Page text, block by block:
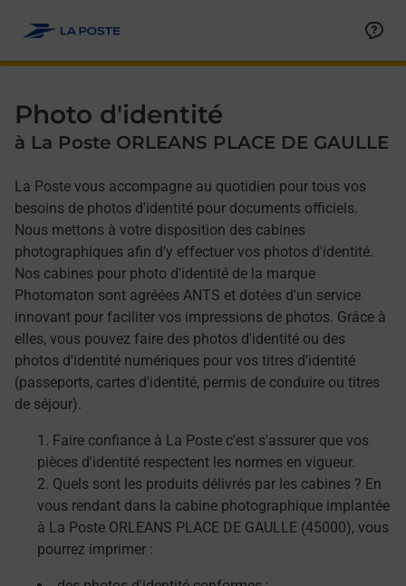
Photo d'identité
à La Poste ORLEANS PLACE DE GAULLE
La Poste vous accompagne au quotidien pour tous vos
besoins de photos d'identité pour documents officiels.
Nous mettons à votre disposition des cabines
photographiques afin d'y effectuer vos photos d'identité.
Nos cabines pour photo d'identité de la marque
Photomaton sont agréées ANTS et dotées d'un service
innovant pour faciliter vos impressions de photos. Grâce à
elles, vous pouvez faire des photos d'identité ou des
photos d'identité numériques pour vos titres d'identité
(passeports, cartes d'identité, permis de conduire ou titres
de séjour).
Faire confiance à La Poste c'est s'assurer que vos
pièces d'identité respectent les normes en vigueur.
Quels sont les produits délivrés par les cabines ? En
vous rendant dans la cabine photographique implantée
à La Poste ORLEANS PLACE DE GAULLE (45000), vous
pourrez imprimer :